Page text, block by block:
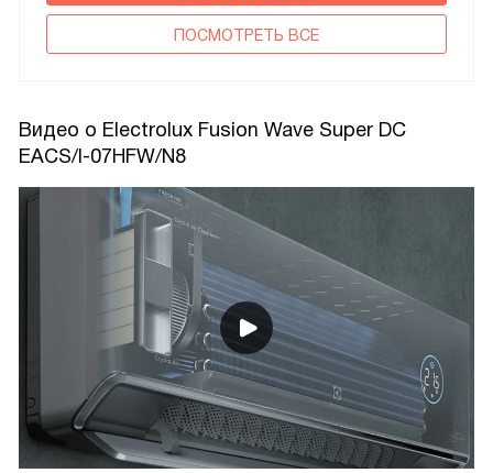
ПОCМОТРЕТЬ ВСЕ
Видео о Electrolux Fusion Wave Super DC
EACS/I-07HFW/N8